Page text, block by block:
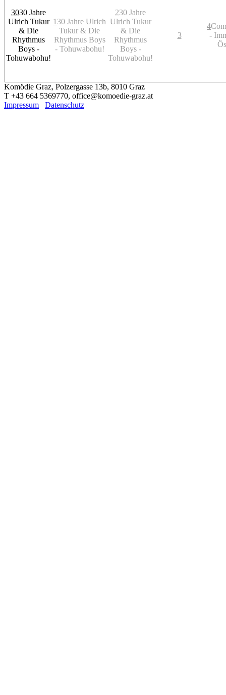
3030 Jahre
Ulrich Tukur
& Die
Rhythmus
Boys -
Tohuwabohu!
1 30 Jahre Ulrich
Tukur & Die
Rhythmus Boys
- Tohuwabohu!
230 Jahre
Ulrich Tukur
& Die
Rhythmus
Boys -
Tohuwabohu!
3
4
-
Komödie Graz, Polzergasse 13b, 8010 Graz
T +43 664 5369770, office@komoedie-graz.at
Impressum
Datenschutz